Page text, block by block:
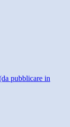
pubblicare in